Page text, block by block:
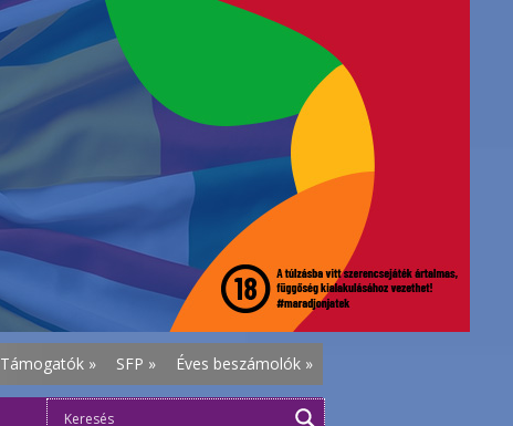
Támogatók » SFP » Éves beszámolók »